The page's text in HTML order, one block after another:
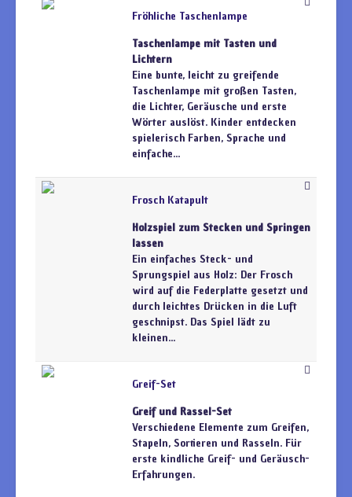
Fröhliche Taschenlampe
Taschenlampe mit Tasten und
Lichtern
Eine bunte, leicht zu greifende
Taschenlampe mit großen Tasten,
die Lichter, Geräusche und erste
Wörter auslöst. Kinder entdecken
spielerisch Farben, Sprache und
einfache...
Frosch Katapult
Holzspiel zum Stecken und Springen
lassen
Ein einfaches Steck- und
Sprungspiel aus Holz: Der Frosch
wird auf die Federplatte gesetzt und
durch leichtes Drücken in die Luft
geschnipst. Das Spiel lädt zu
kleinen...
Greif-Set
Greif und Rassel-Set
Verschiedene Elemente zum Greifen,
Stapeln, Sortieren und Rasseln. Für
erste kindliche Greif- und Geräusch-
Erfahrungen.